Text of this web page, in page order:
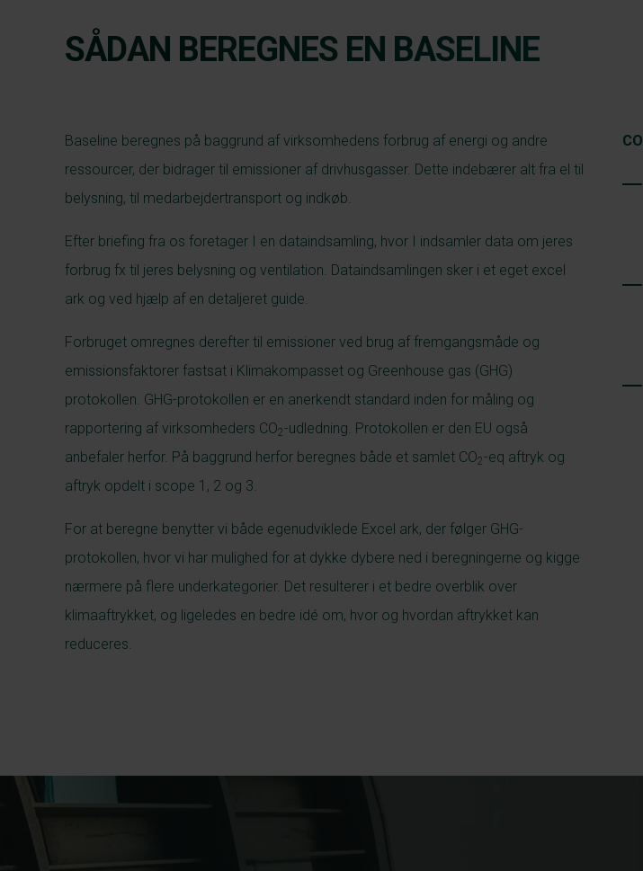
SÅDAN BEREGNES EN BASELINE
Baseline beregnes på baggrund af virksomhedens forbrug af energi og andre
ressourcer, der bidrager til emissioner af drivhusgasser. Dette indebærer alt fra el til
belysning, til medarbejdertransport og indkøb.
Efter briefing fra os foretager I en dataindsamling, hvor I indsamler data om jeres
forbrug fx til jeres belysning og ventilation. Dataindsamlingen sker i et eget excel
ark og ved hjælp af en detaljeret guide.
Forbruget omregnes derefter til emissioner ved brug af fremgangsmåde og
emissionsfaktorer fastsat i Klimakompasset og Greenhouse gas (GHG)
protokollen. GHG-protokollen er en anerkendt standard inden for måling og
rapportering af virksomheders CO2-udledning. Protokollen er den EU også
anbefaler herfor. På baggrund herfor beregnes både et samlet CO2-eq aftryk og
aftryk opdelt i scope 1, 2 og 3.
For at beregne benytter vi både egenudviklede Excel ark, der følger GHG-
protokollen, hvor vi har mulighed for at dykke dybere ned i beregningerne og kigge
nærmere på flere underkategorier. Det resulterer i et bedre overblik over
klimaaftrykket, og ligeledes en bedre idé om, hvor og hvordan aftrykket kan
reduceres.
CO